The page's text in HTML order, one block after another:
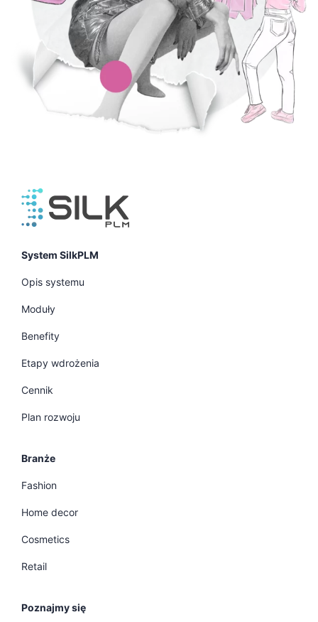
System SilkPLM
Opis systemu
Moduły
Benefity
Etapy wdrożenia
Cennik
Plan rozwoju
Branże
Fashion
Home decor
Cosmetics
Retail
Poznajmy się